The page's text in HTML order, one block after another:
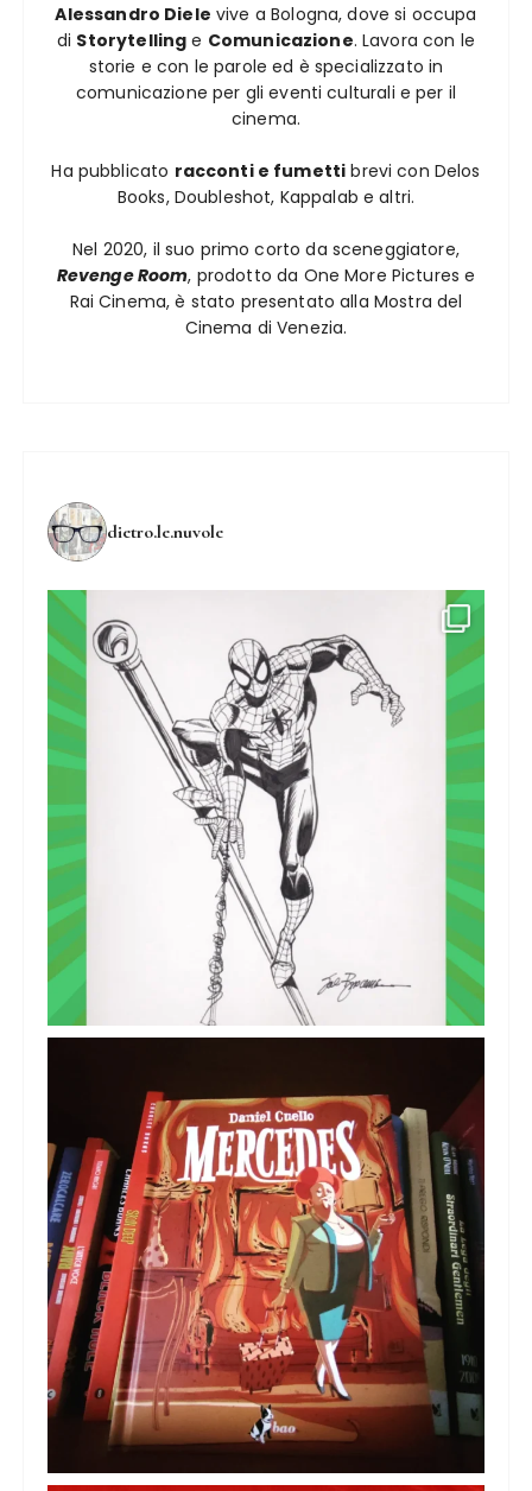
Alessandro Diele vive a Bologna, dove si occupa
di Storytelling e Comunicazione. Lavora con le
storie e con le parole ed è specializzato in
comunicazione per gli eventi culturali e per il
cinema.
Ha pubblicato racconti e fumetti brevi con Delos
Books, Doubleshot, Kappalab e altri.
Nel 2020, il suo primo corto da sceneggiatore,
Revenge Room, prodotto da One More Pictures e
Rai Cinema, è stato presentato alla Mostra del
Cinema di Venezia.
dietro.le.nuvole